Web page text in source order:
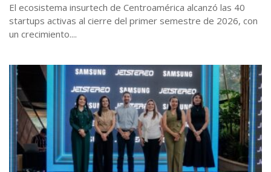
El ecosistema insurtech de Centroamérica alcanzó las 40
startups activas al cierre del primer semestre de 2026, con
un crecimiento....